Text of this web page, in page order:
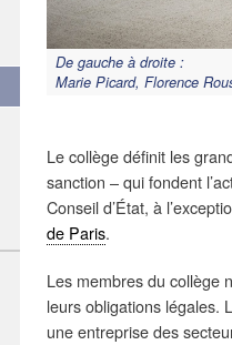
De gauche à droite :
Marie Picard, Florence
Le collège définit les
sanction – qui fondent
Conseil d’État, à
de Paris.
Les membres du collège
leurs obligations légales.
une entreprise des